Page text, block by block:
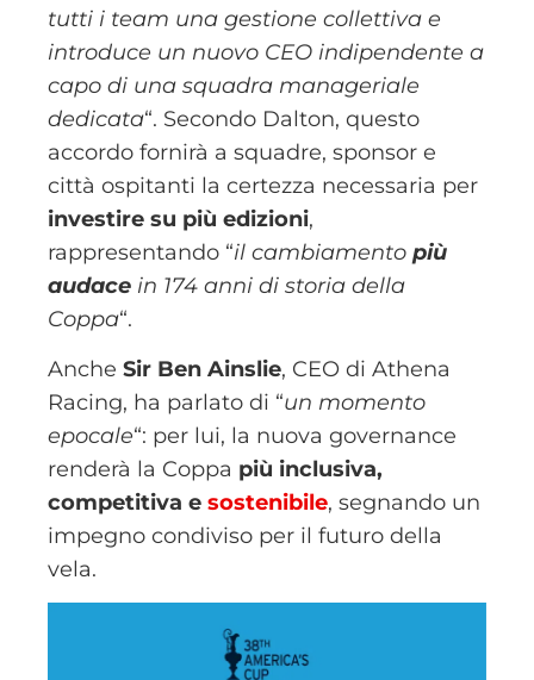
tutti i team una gestione collettiva e
introduce un nuovo CEO indipendente a
capo di una squadra manageriale
dedicata“. Secondo Dalton, questo
accordo fornirà a squadre, sponsor e
città ospitanti la certezza necessaria per
investire su più edizioni,
rappresentando “il cambiamento più
audace in 174 anni di storia della
Coppa“.
Anche Sir Ben Ainslie, CEO di Athena
Racing, ha parlato di “un momento
epocale“: per lui, la nuova governance
renderà la Coppa più inclusiva,
competitiva e sostenibile, segnando un
impegno condiviso per il futuro della
vela.